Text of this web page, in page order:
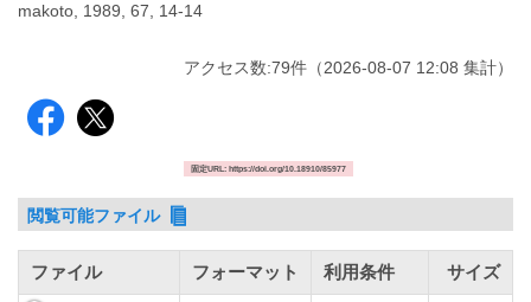
makoto, 1989, 67, 14-14
アクセス数:79件 （2026-08-07 12:08 集計）
固定URL: https://doi.org/10.18910/85977
閲覧可能ファイル
ファイル フォーマット 利用条件 サイズ